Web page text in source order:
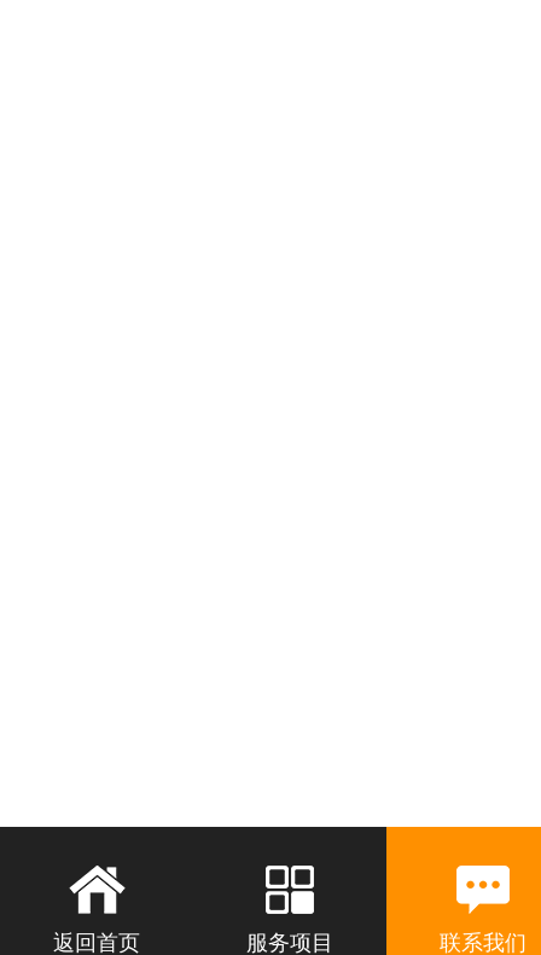
返回首页 服务项目 联系我们